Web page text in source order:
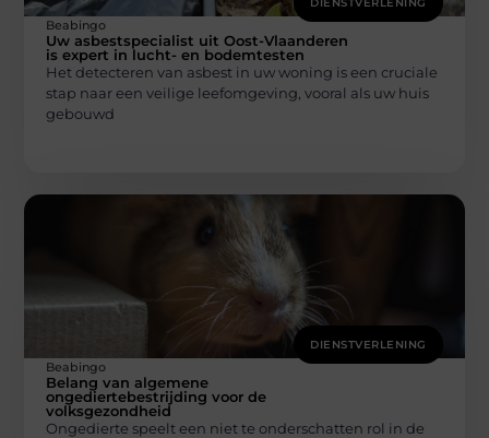
DIENSTVERLENING
Beabingo
Uw asbestspecialist uit Oost-Vlaanderen
is expert in lucht- en bodemtesten
Het detecteren van asbest in uw woning is een cruciale
stap naar een veilige leefomgeving, vooral als uw huis
gebouwd
DIENSTVERLENING
Beabingo
Belang van algemene
ongediertebestrijding voor de
volksgezondheid
Ongedierte speelt een niet te onderschatten rol in de